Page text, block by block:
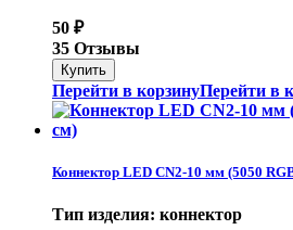
50 ₽
35 Отзывы
Перейти в корзинуПерейти в
Коннектор LED CN2-10 мм (5050
Тип изделия: коннектор